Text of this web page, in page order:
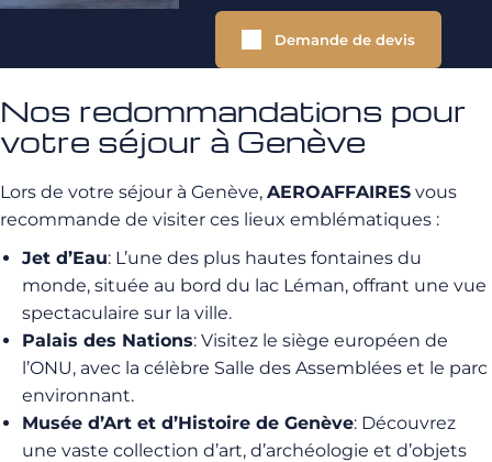
Demande de devis
Nos redommandations pour
votre séjour à Genève
Lors de votre séjour à Genève, AEROAFFAIRES vous
recommande de visiter ces lieux emblématiques :
Jet d’Eau: L’une des plus hautes fontaines du
monde, située au bord du lac Léman, offrant une vue
spectaculaire sur la ville.
Palais des Nations: Visitez le siège européen de
l’ONU, avec la célèbre Salle des Assemblées et le parc
environnant.
Musée d’Art et d’Histoire de Genève: Découvrez
une vaste collection d’art, d’archéologie et d’objets